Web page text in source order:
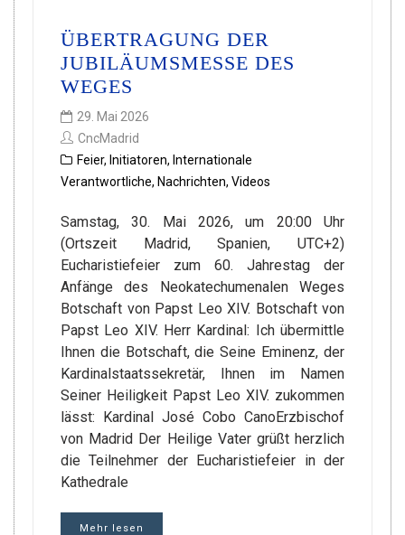
ÜBERTRAGUNG DER
JUBILÄUMSMESSE DES
WEGES
29. Mai 2026
CncMadrid
Feier, Initiatoren, Internationale
Verantwortliche, Nachrichten, Videos
Samstag, 30. Mai 2026, um 20:00 Uhr
(Ortszeit Madrid, Spanien, UTC+2)
Eucharistiefeier zum 60. Jahrestag der
Anfänge des Neokatechumenalen Weges
Botschaft von Papst Leo XIV. Botschaft von
Papst Leo XIV. Herr Kardinal: Ich übermittle
Ihnen die Botschaft, die Seine Eminenz, der
Kardinalstaatssekretär, Ihnen im Namen
Seiner Heiligkeit Papst Leo XIV. zukommen
lässt: Kardinal José Cobo CanoErzbischof
von Madrid Der Heilige Vater grüßt herzlich
die Teilnehmer der Eucharistiefeier in der
Kathedrale
Mehr lesen